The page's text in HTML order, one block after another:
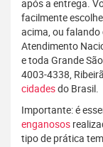
após a entrega.
facilmente
acima, ou falando
Atendimento
e toda Grande
4003-4338,
cidadesdo Brasil.
Importante: é
enganosos
tipo de prática